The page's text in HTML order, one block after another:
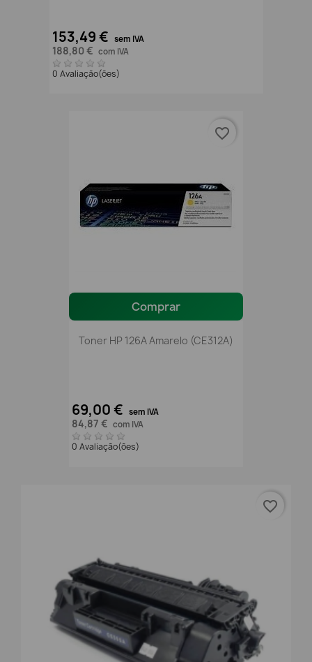
153,49 € sem IVA
188,80 € com IVA
0 Avaliação(ões)
Comprar
Toner HP 126A Amarelo (CE312A)
69,00 € sem IVA
84,87 € com IVA
0 Avaliação(ões)
favorite_border
favorite_border